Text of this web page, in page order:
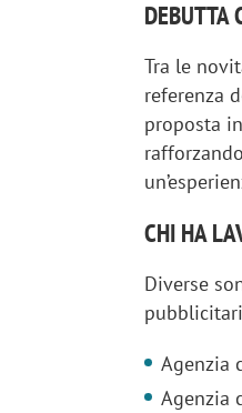
DEBUTTA
Tra le
referenza
proposta
CHI HA
Diverse
Agenzia
Agenzia